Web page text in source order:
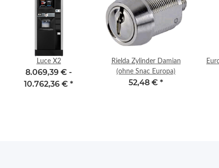
Luce X2
8.069,39 € -
10.762,36 € *
Rielda Zylinder Damian
(ohne Snac Europa)
52,48 € *